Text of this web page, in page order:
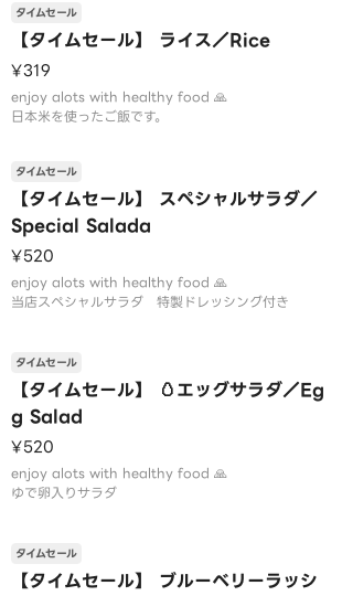
仕上げにメイプルシロップを掛けた ほんのり甘
く、香ばしく溶けたチーズと
相性抜群 なんとも言えない味のハーモニー
人気上昇中
【タイムセール】 ライス／Rice
タイムセール
¥319
enjoy alots with healthy food 🙏
日本米を使ったご飯です。
【タイムセール】 スペシャルサラダ／
Special Salada
タイムセール
¥520
enjoy alots with healthy food 🙏
当店スペシャルサラダ 特製ドレッシング付き
【タイムセール】 🥚エッグサラダ／Eg
g Salad
タイムセール
¥520
enjoy alots with healthy food 🙏
ゆで卵入りサラダ
【タイムセール】 ブルーベリーラッシ
タイムセール